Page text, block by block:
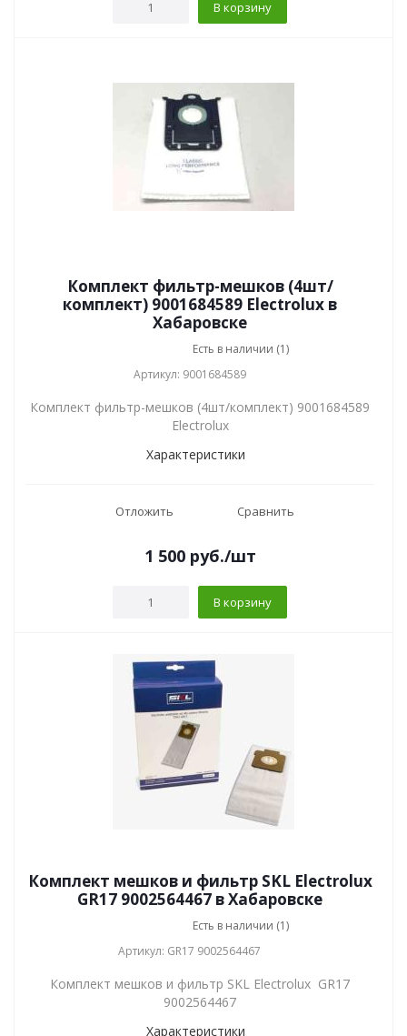
В корзину
Комплект фильтр-мешков (4шт/
комплект) 9001684589 Electrolux в
Хабаровске
Есть в наличии (1)
Артикул: 9001684589
Комплект фильтр-мешков (4шт/комплект) 9001684589
Electrolux
Характеристики
Отложить Сравнить
1 500 руб./шт
В корзину
Комплект мешков и фильтр SKL Electrolux
GR17 9002564467 в Хабаровске
Есть в наличии (1)
Артикул: GR17 9002564467
Комплект мешков и фильтр SKL Electrolux GR17
9002564467
Характеристики